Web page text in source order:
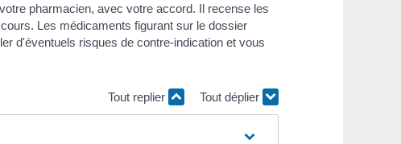
pharmacien, avec votre accord. Il recense les
Les médicaments figurant sur le dossier
d'éventuels risques de contre-indication et vous
Tout replier Tout déplier